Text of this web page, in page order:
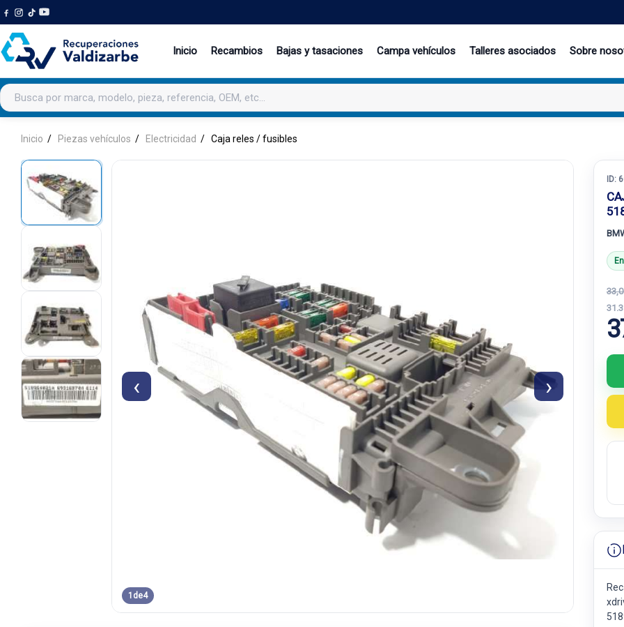
Inicio Recambios Bajas y tasaciones Campa vehículos Talleres asociados Sobre
Buscar productos
Inicio Piezas vehículos Electricidad Caja reles / fusibles
‹ ›
1 de4
ID: